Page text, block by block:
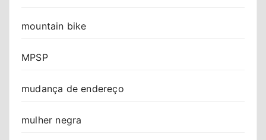
mountain bike
MPSP
mudança de endereço
mulher negra